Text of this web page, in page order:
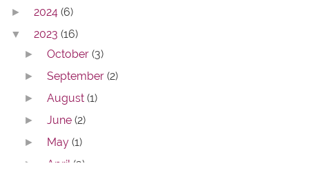
► 2024 (6)
▼ 2023 (16)
► October(3)
► September(2)
► August(1)
► June(2)
► May(1)
► April (3)